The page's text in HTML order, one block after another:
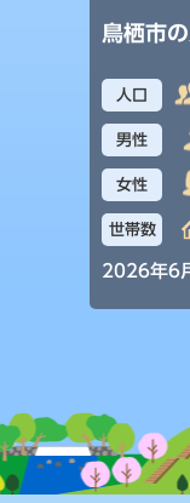
鳥栖市
人口
男性
女性
世帯数
2026年6